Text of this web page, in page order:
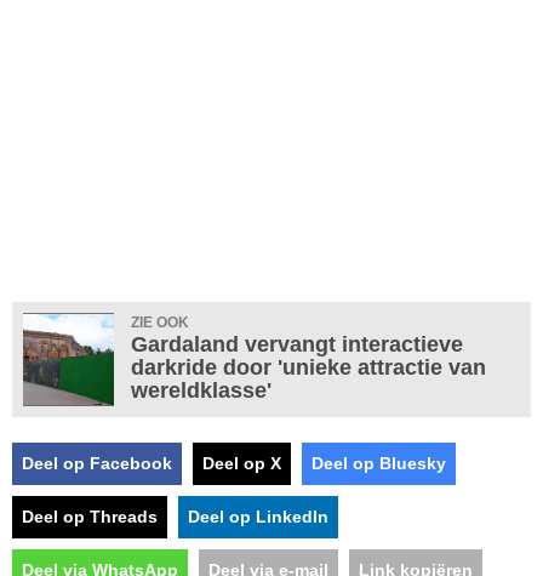
ZIE OOK
Gardaland vervangt interactieve
darkride door 'unieke attractie van
wereldklasse'
Deel op Facebook Deel op X Deel op Bluesky
Deel op Threads Deel op LinkedIn
Deel via WhatsApp Deel via e-mail Link kopiëren